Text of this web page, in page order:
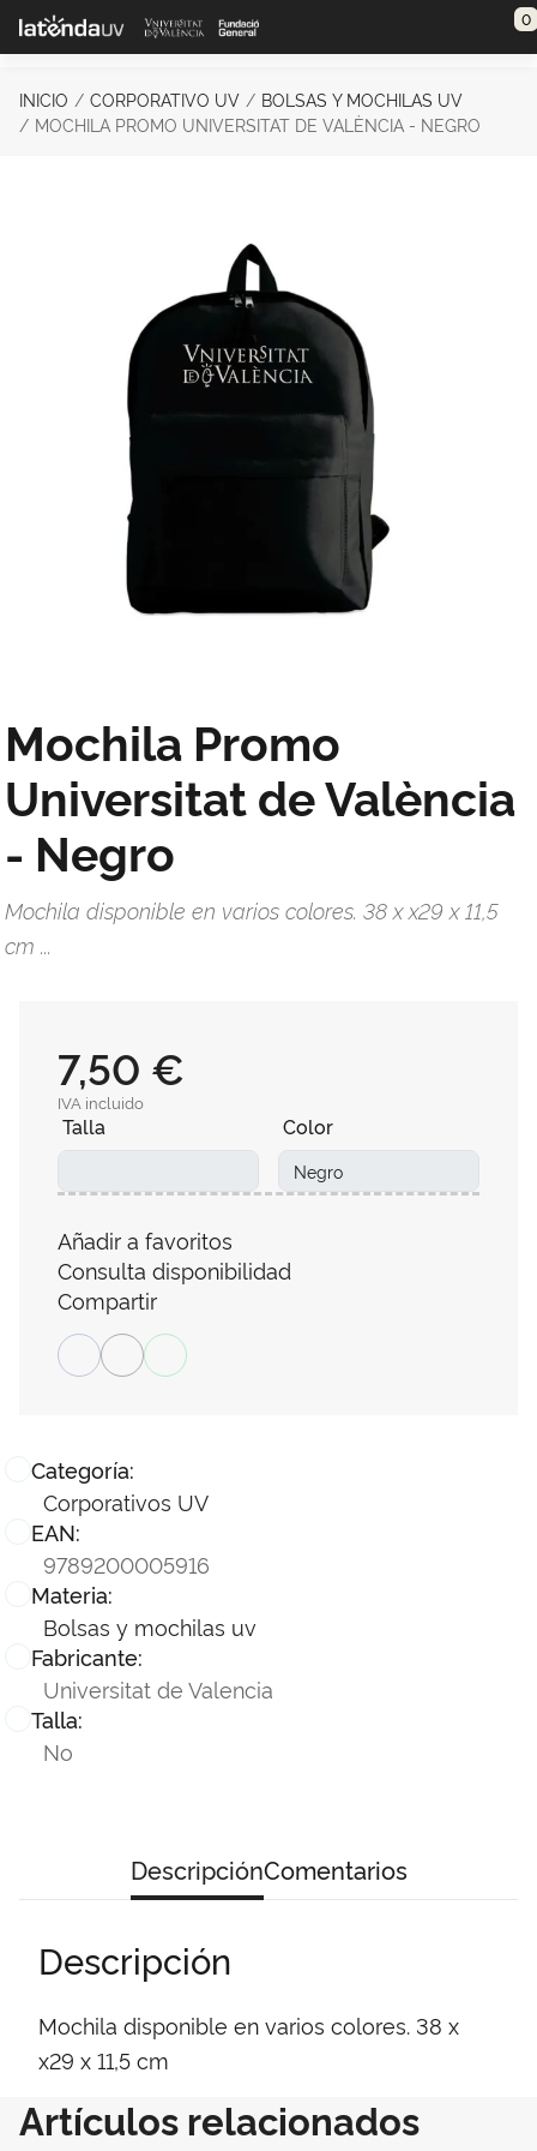
Saltar al contenido principal 0
INICIO CORPORATIVO UV
BOLSAS Y MOCHILAS UV
MOCHILA PROMO UNIVERSITAT DE VALÈNCIA - NEGRO
Mochila Promo
Universitat de València
- Negro
Mochila disponible en varios colores. 38 x x29 x 11,5
cm ...
Categoría:
Corporativos UV
EAN:
9789200005916
Materia:
Bolsas y mochilas uv
Fabricante:
Universitat de Valencia
Talla:
No
7,50 €
IVA incluido
Talla Color
Añadir a favoritos
Consulta disponibilidad
Compartir
DescripciónComentarios
Descripción
Mochila disponible en varios colores. 38 x
x29 x 11,5 cm
Artículos relacionados